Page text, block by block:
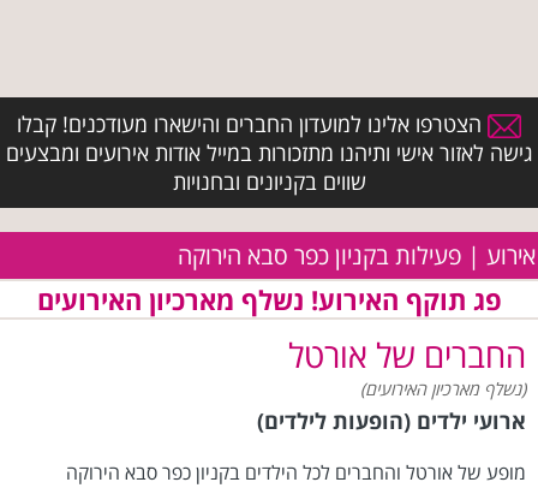
הצטרפו אלינו למועדון החברים והישארו מעודכנים! קבלו
גישה לאזור אישי ותיהנו מתזכורות במייל אודות אירועים ומבצעים
שווים בקניונים ובחנויות
אירוע | פעילות בקניון כפר סבא הירוקה
פג תוקף האירוע! נשלף מארכיון האירועים
החברים של אורטל
(נשלף מארכיון האירועים)
ארועי ילדים (הופעות לילדים)
מופע של אורטל והחברים לכל הילדים בקניון כפר סבא הירוקה